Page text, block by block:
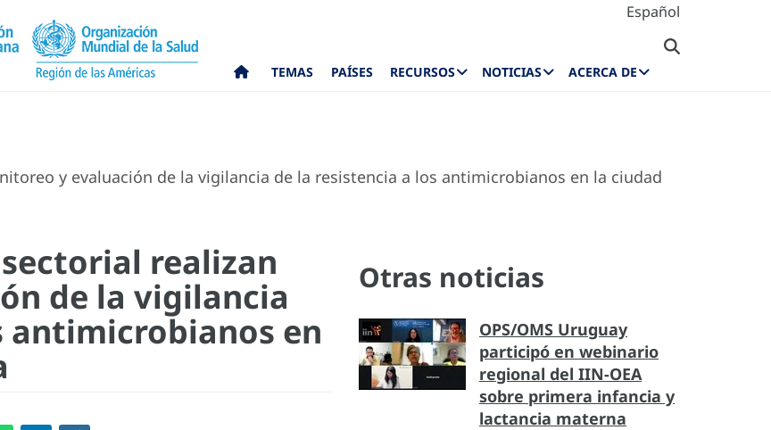
Español
TEMAS PAÍSES RECURSOS NOTICIAS ACERCA DE
y evaluación de la vigilancia de la resistencia a los antimicrobianos en la ciudad
realizan
de la vigilancia
antimicrobianos en
Otras noticias
OPS/OMS Uruguay
participó en webinario
regional del IIN-OEA
sobre primera infancia y
lactancia materna